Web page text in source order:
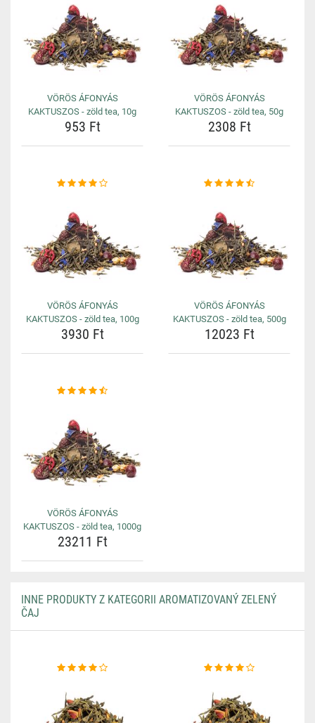
VÖRÖS ÁFONYÁS
KAKTUSZOS - zöld tea, 10g
953 Ft
VÖRÖS ÁFONYÁS
KAKTUSZOS - zöld tea, 50g
2308 Ft
VÖRÖS ÁFONYÁS
KAKTUSZOS - zöld tea, 100g
3930 Ft
VÖRÖS ÁFONYÁS
KAKTUSZOS - zöld tea, 500g
12023 Ft
VÖRÖS ÁFONYÁS
KAKTUSZOS - zöld tea, 1000g
23211 Ft
INNE PRODUKTY Z KATEGORII AROMATIZOVANÝ ZELENÝ
ČAJ